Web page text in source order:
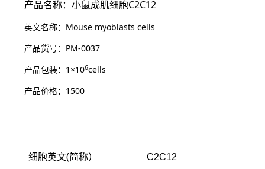
产品名称：小鼠成肌细胞C2C12
英文名称：Mouse myoblasts cells
产品货号：PM-0037
产品包装：1×106cells
产品价格：1500
细胞英文(简称） C2C12